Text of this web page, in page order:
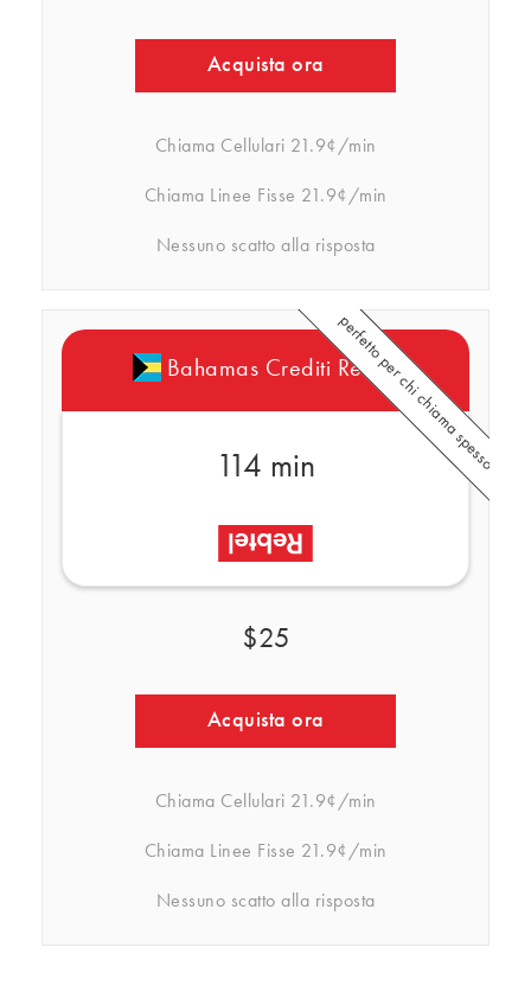
Acquista ora
Chiama Cellulari 21.9¢/min
Chiama Linee Fisse 21.9¢/min
Nessuno scatto alla risposta
Bahamas Crediti Rebtel
114 min
$25
Acquista ora
Chiama Cellulari 21.9¢/min
Chiama Linee Fisse 21.9¢/min
Nessuno scatto alla risposta
perfetto per chi chiama spesso